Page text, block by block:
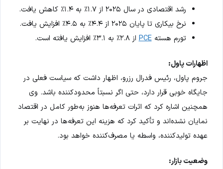
رشد اقتصادی در سال ۲۰۲۵ از ۱.۷٪ به ۱.۴٪ کاهش یافت.
نرخ بیکاری تا پایان ۲۰۲۵ از ۴.۴٪ به ۴.۵٪ افزایش یافت.
تورم هستهPCEاز ۲.۸٪ به ۳.۱٪ افزایش یافته است.
اظهارات پاول:
جروم پاول، رئیس فدرال رزرو، اظهار داشت که سیاست فعلی در
جایگاه خوبی قرار دارد، حتی اگر نسبتاً محدودکننده باشد. وی
همچنین اشاره کرد که اثرات تعرفه‌ها هنوز به‌طور کامل در اقتصاد
نمایان نشده‌اند و تأکید کرد که هزینه این تعرفه‌ها در نهایت بر
عهده تولیدکننده، واسطه یا مصرف‌کننده خواهد بود.
وضعیت بازار: